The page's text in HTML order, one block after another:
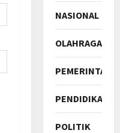
NASIONAL
OLAHRAGA
PEMERINTAH
PENDIDIKAN
POLITIK